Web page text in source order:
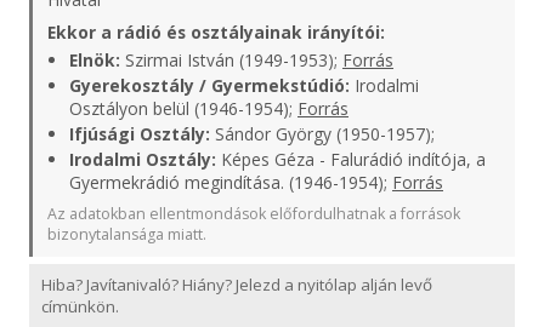
Ekkor a rádió és osztályainak irányítói:
Elnök: Szirmai István (1949-1953); Forrás
Gyerekosztály / Gyermekstúdió: Irodalmi
Osztályon belül (1946-1954); Forrás
Ifjúsági Osztály: Sándor György (1950-1957);
Irodalmi Osztály: Képes Géza - Falurádió indítója, a
Gyermekrádió megindítása. (1946-1954); Forrás
Az adatokban ellentmondások előfordulhatnak a források
bizonytalansága miatt.
Hiba? Javítanivaló? Hiány? Jelezd a nyitólap alján levő
címünkön.